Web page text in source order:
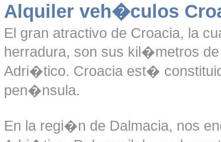
Alquiler veh�culos
El gran atractivo de Croacia, la
herradura, son sus kil�metros
Adri�tico. Croacia est�
pen�nsula.
En la regi�n de Dalmacia, nos